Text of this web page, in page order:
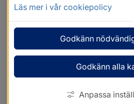
Läs mer i vår cookiepolicy
Godkänn
Godkänn alla
Anpassa